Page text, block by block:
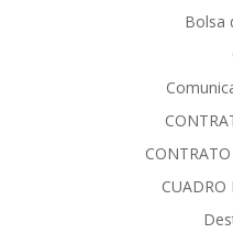
Bolsa
CUADRO